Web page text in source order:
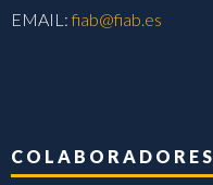
EMAIL:fiab@fiab.es
COLABORADORES